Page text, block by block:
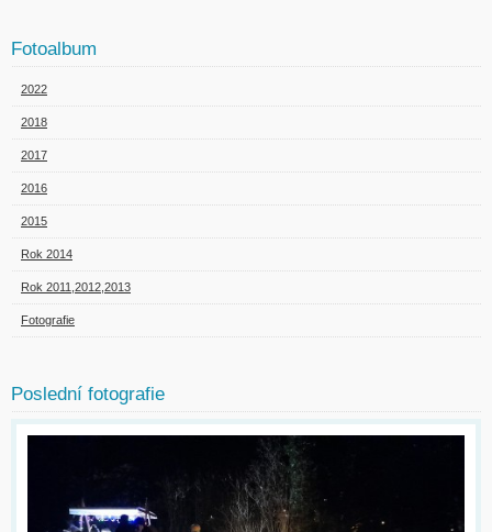
Fotoalbum
2022
2018
2017
2016
2015
Rok 2014
Rok 2011,2012,2013
Fotografie
Poslední fotografie